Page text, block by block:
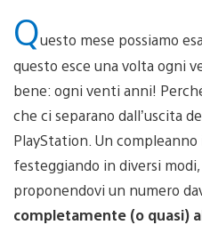
Questo mese possiamo
questo esce una volta ogni
bene: ogni venti anni!
che ci separano dall’uscita
PlayStation. Un
festeggiando in diversi modi,
proponendovi un numero
completamente (o quasi)